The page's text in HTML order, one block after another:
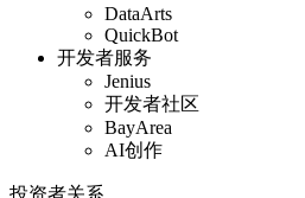
DataArts
QuickBot
开发者服务
Jenius
开发者社区
BayArea
AI创作
投资者关系